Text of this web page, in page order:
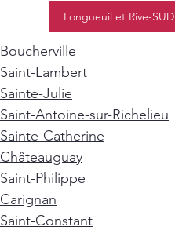
Longueuil et Rive-SUD
Boucherville
Saint-Lambert
Sainte-Julie
Saint-Antoine-sur-Richelieu
Sainte-Catherine
Châteauguay
Saint-Philippe
Carignan
Saint-Constant